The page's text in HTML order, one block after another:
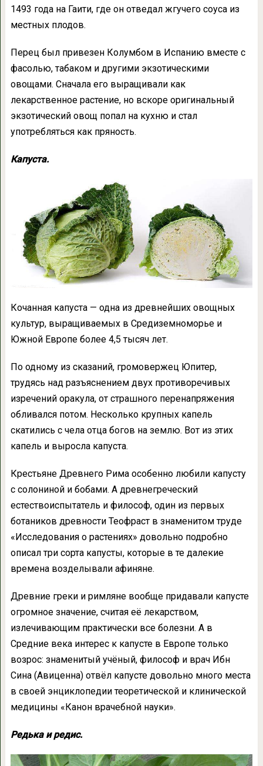
1493 года на Гаити, где он отведал жгучего соуса из
местных плодов.
Перец был привезен Колумбом в Испанию вместе с
фасолью, табаком и другими экзотическими
овощами. Сначала его выращивали как
лекарственное растение, но вскоре оригинальный
экзотический овощ попал на кухню и стал
употребляться как пряность.
Капуста.
Кочанная капуста — одна из древнейших овощных
культур, выращиваемых в Средиземноморье и
Южной Европе более 4,5 тысяч лет.
По одному из сказаний, громовержец Юпитер,
трудясь над разъяснением двух противоречивых
изречений оракула, от страшного перенапряжения
обливался потом. Несколько крупных капель
скатились с чела отца богов на землю. Вот из этих
капель и выросла капуста.
Крестьяне Древнего Рима особенно любили капусту
с солониной и бобами. А древнегреческий
естествоиспытатель и философ, один из первых
ботаников древности Теофраст в знаменитом труде
«Исследования о растениях» довольно подробно
описал три сорта капусты, которые в те далекие
времена возделывали афиняне.
Древние греки и римляне вообще придавали капусте
огромное значение, считая её лекарством,
излечивающим практически все болезни. А в
Средние века интерес к капусте в Европе только
возрос: знаменитый учёный, философ и врач Ибн
Сина (Авиценна) отвёл капусте довольно много места
в своей энциклопедии теоретической и клинической
медицины «Канон врачебной науки».
Редька и редис.